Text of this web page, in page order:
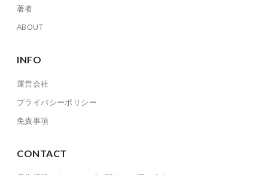
著者
ABOUT
INFO
運営会社
プライバシーポリシー
免責事項
CONTACT